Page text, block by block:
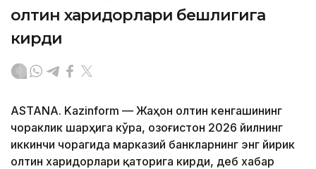
олтин харидорлари бешлигига
кирди
ASTANA. Kazinform — Жаҳон олтин кенгашининг
чораклик шарҳига кўра, Қозоғистон 2026 йилнинг
иккинчи чорагида марказий банкларнинг энг йирик
олтин харидорлари қаторига кирди, деб хабар